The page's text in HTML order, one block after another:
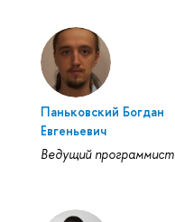
Паньковский Богдан
Евгеньевич
Ведущий программист